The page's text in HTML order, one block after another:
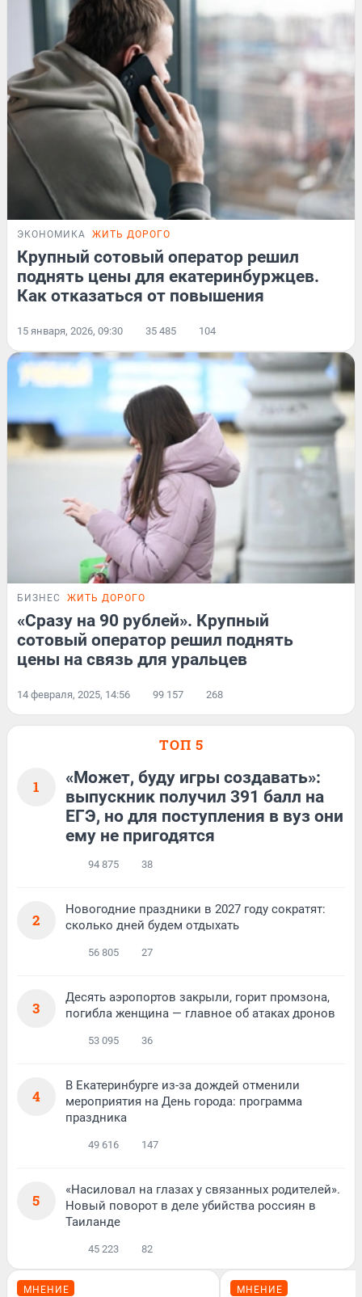
ЭКОНОМИКА ЖИТЬ ДОРОГО
Крупный сотовый оператор решил
поднять цены для екатеринбуржцев.
Как отказаться от повышения
15 января, 2026, 09:30 35 485 104
БИЗНЕС ЖИТЬ ДОРОГО
«Сразу на 90 рублей». Крупный
сотовый оператор решил поднять
цены на связь для уральцев
14 февраля, 2025, 14:56 99 157 268
ТОП 5
1
«Может, буду игры создавать»:
выпускник получил 391 балл на
ЕГЭ, но для поступления в вуз они
ему не пригодятся
94 875 38
2
Новогодние праздники в 2027 году сократят:
сколько дней будем отдыхать
56 805 27
3
Десять аэропортов закрыли, горит промзона,
погибла женщина — главное об атаках дронов
53 095 36
4
В Екатеринбурге из-за дождей отменили
мероприятия на День города: программа
праздника
49 616 147
5
«Насиловал на глазах у связанных родителей».
Новый поворот в деле убийства россиян в
Таиланде
45 223 82
МНЕНИЕ МНЕНИЕ